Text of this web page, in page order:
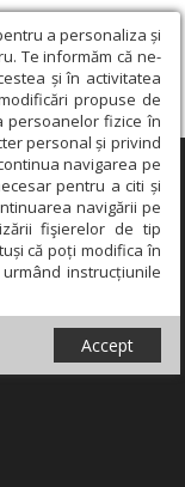
a personaliza și
Te informăm că ne-
și în activitatea
propuse de
persoanelor fizice în
personal și privind
navigarea pe
pentru a citi și
navigării pe
fişierelor de tip
că poți modifica în
instrucțiunile
Accept
×